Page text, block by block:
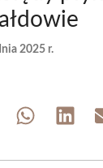
2025 r.
Share Share